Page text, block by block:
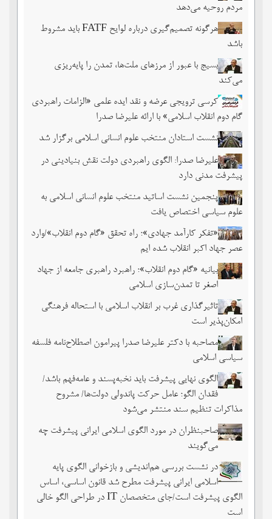
مردم روحیه می‌دهد
هرگونه تصمیم‌گیری درباره لوایح FATF باید مشروط
باشد
بسیج با عبور از مرزهای ملت‌‌ها، تمدن را پایه‌ریزی
می‌کند
کرسی ترویجی عرضه و نقد ایده علمی «الزامات راهبردی
گام دوم انقلاب اسلامی» با ارائه علیرضا صدرا
نشست استادان منتخب علوم انسانی اسلامی برگزار شد
علیرضا صدرا: الگوی راهبردی دولت نقش بنیادینی در
پیشرفت مدنی دارد
پنجمین نشست اساتید منتخب علوم انسانی اسلامی به
علوم سیاسی اختصاص یافت
«تفکر کارآمد جهادی»؛ راه تحقق «گام دوم انقلاب»/وارد
عصر جهاد اکبر انقلاب شده ایم
بیانیه «گام دوم انقلاب»؛ راهبرد راهبری جامعه از جهاد
اصغر تا تمدن‌سازی اسلامی
تاثیرگذاری غرب بر انقلاب اسلامی با استحاله فرهنگی
امکان‌پذیر است
مصاحبه با دکتر علیرضا صدرا پیرامون اصطلاح‌نامه فلسفه
سیاسی اسلامی
الگوی نهایی پیشرفت باید نخبه‌پسند و عامه‌فهم باشد/
فقدان الگو؛ عامل حرکت پاندولی دولت‌ها/ مشروح
مذاکرات تنظیم سند منتشر می‌شود
صاحبنظران در مورد الگوی اسلامی ایرانی پیشرفت چه
می‌گویند
در نشست بررسی هم‌اندیشی و بازخوانی الگوی پایه
اسلامی ایرانی پیشرفت مطرح شد قانون اساسی، اساس
الگوی پیشرفت است/جای متخصصان IT در طراحی الگو خالی
است